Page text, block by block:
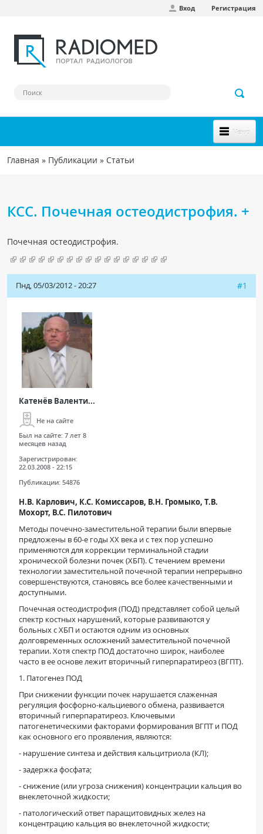
Вход Регистрация
Меню
НОВОЕ НА САЙТЕ
Форум
Наш сборник ссылок
Чат RADIOMED
Интерактивные задания
Презентации
Публикации
Видео
Журнал "Лучевая диагностика и терапия"
КНИЖНЫЙ МАГАЗИН
ПАЦИЕНТАМ
Где пройти обследование
Компьютерная томография (КТ)
Спросить врача
ПОМОЩЬ
Вы здесь
Главная » Публикации » Статьи
КСС. Почечная остеодистрофия. +
Почечная остеодистрофия.
Пнд, 05/03/2012 - 20:27 #1
Катенёв Валенти...
Не на сайте
Был на сайте: 7 лет 8
месяцев назад
Зарегистрирован:
22.03.2008 - 22:15
Публикации: 54876
Н.В. Карлович, К.С. Комиссаров, В.Н. Громыко, Т.В.
Мохорт, В.С. Пилотович
Методы почечно-заместительной терапии были впервые
предложены в 60-е годы ХХ века и с тех пор успешно
применяются для коррекции терминальной стадии
хронической болезни почек (ХБП). С течением времени
технологии заместительной почечной терапии непрерывно
совершенствуются, становясь все более качественными и
доступными.
Почечная остеодистрофия (ПОД) представляет собой целый
спектр костных нарушений, которые развиваются у
больных с ХБП и остаются одним из основных
долговременных осложнений заместительной почечной
терапии. Хотя спектр ПОД достаточно широк, наиболее
часто в ее основе лежит вторичный гиперпаратиреоз (ВГПТ).
1. Патогенез ПОД
При снижении функции почек нарушается слаженная
регуляция фосфорно-кальциевого обмена, развивается
вторичный гиперпаратиреоз. Ключевыми
патогенетическими факторами формирования ВГПТ и ПОД
как основного его проявления, являются:
- нарушение синтеза и действия кальцитриола (КЛ);
- задержка фосфата;
- снижение (или угроза снижения) концентрации кальция во
внеклеточной жидкости;
- патологический ответ паращитовидных желез на
концентрацию кальция во внеклеточной жидкости;